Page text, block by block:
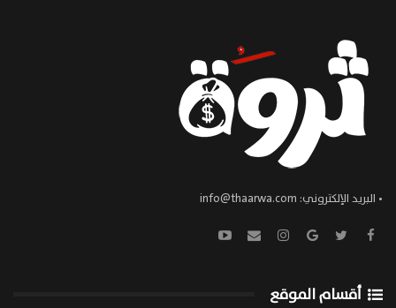
• البريد الإلكتروني: info@thaarwa.com
أقسام الموقع